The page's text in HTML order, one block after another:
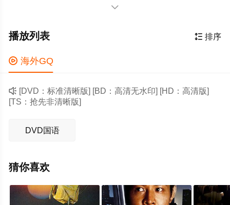
明是两根麻花，你还冒充油条，骗我就不买了。”

 排序
播放列表
 海外GQ
 [DVD：标准清晰版] [BD：高清无水印] [HD：高清版]
[TS：抢先非清晰版]
DVD国语
猜你喜欢